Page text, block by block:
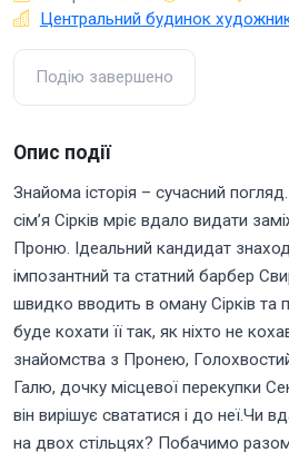
Центральний будинок
Подію завершено
Опис події
Знайома історія – сучасний
сім’я Сірків мріє вдало видати
Проню. Ідеальний кандидат
імпозантний та статний барбер
швидко вводить в оману Сірків
буде кохати її так, як ніхто не
знайомства з Пронею,
Галю, дочку місцевої перекупки
він вирішує свататися і до неї.Чи
на двох стільцях? Побачимо